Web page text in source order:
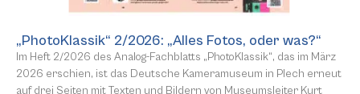
„PhotoKlassik“ 2/2026: „Alles Fotos, oder was?“
Im Heft 2/2026 des Analog-Fachblatts „PhotoKlassik“, das im März
2026 erschien, ist das Deutsche Kameramuseum in Plech erneut
auf drei Seiten mit Texten und Bildern von Museumsleiter Kurt